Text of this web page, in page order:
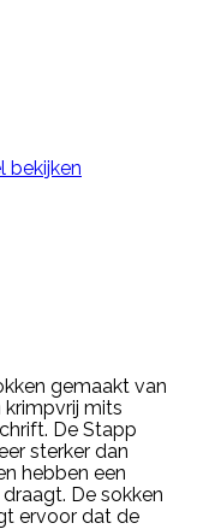
bekijken
gemaakt van
krimpvrij mits
De Stapp
sterker dan
hebben een
De sokken
ervoor dat de